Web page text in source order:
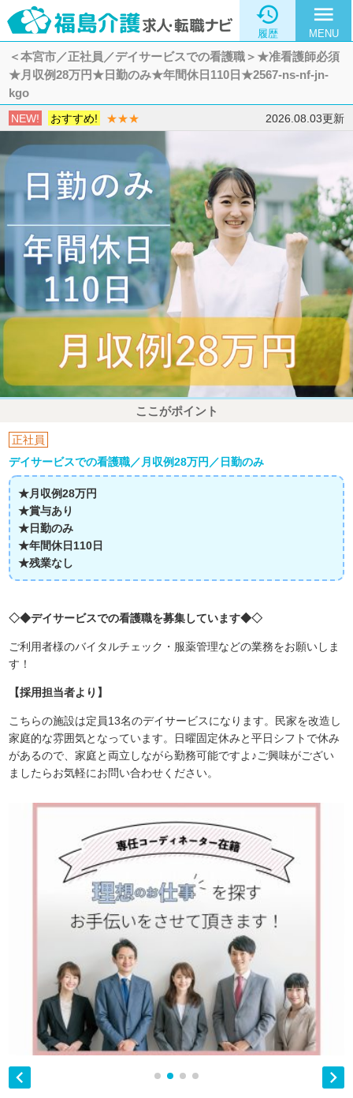

履歴
menu
MENU
＜本宮市／正社員／デイサービスでの看護職＞★准看護師必須
★月収例28万円★日勤のみ★年間休日110日★2567-ns-nf-jn-
kgo
NEW! おすすめ! ★★★ 2026.08.03更新
ここがポイント
正社員
デイサービスでの看護職／月収例28万円／日勤のみ
★月収例28万円
★賞与あり
★日勤のみ
★年間休日110日
★残業なし
◇◆デイサービスでの看護職を募集しています◆◇
ご利用者様のバイタルチェック・服薬管理などの業務をお願いしま
す！
【採用担当者より】
こちらの施設は定員13名のデイサービスになります。民家を改造し
家庭的な雰囲気となっています。日曜固定休みと平日シフトで休み
があるので、家庭と両立しながら勤務可能ですよ♪ご興味がござい
ましたらお気軽にお問い合わせください。
 